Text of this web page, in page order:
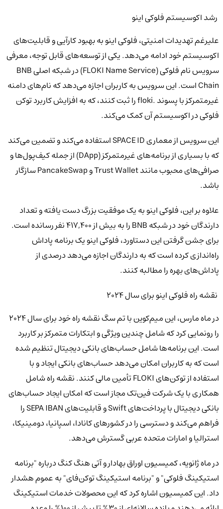
رشد اکوسیستم فلوکی اینو
علیرغم تهدیدات امنیتی، فلوکی اینو به بهبود کارآیی و قابلیت‌های
اکوسیستم خود ادامه می‌دهد. یکی از توسعه‌های قابل توجه، معرفی
سرویس نام فلوکی (FLOKI Name Service) در شبکه اصلی BNB
Chain است. این سرویس به کاربران اجازه می‌دهد که نام‌های دامنه
غیرمتمرکز با پسوند .floki را ثبت کنند، که به افزایش کاربرد توکن
فلوکی در اکوسیستم آن کمک می‌کند.
این سرویس از معماری SPACE ID استفاده می‌کند و تضمین می‌کند
که با بسیاری از برنامه‌های غیرمتمرکز (DApp) از جمله کیف‌پول‌ها و
صرافی‌های محبوب مانند Trust Wallet و PancakeSwap سازگار
باشد.
علاوه بر این، فلوکی اینو به یک موفقیت بزرگ دست یافته و تعداد
دارندگان خود در شبکه BNB را به بیش از 417,400 نفر رسانده است.
برای جشن گرفتن این دستاورد، فلوکی اینو یک برنامه پاداش
راه‌اندازی کرده است که به دارندگان اجازه می‌دهد درصدی از
پاداش‌های بهره را مطالبه کنند.
نقشه راه فلوکی اینو برای سال 2024
در ماه مارس، این میم‌کوین با تم سگ نقشه راه خود برای سال 2024
را رونمایی کرد که شامل چندین ویژگی و ابتکارات متمرکز بر کاربرد
است. این برنامه‌ها شامل حساب‌های بانکی دیجیتال تنظیم شده
است که به کاربران امکان می‌دهد حساب‌های بانکی ایجاد و با
استفاده از توکن‌های FLOKI تأمین مالی کنند. نقشه راه شامل
همکاری با یک شرکت فین‌تک مجاز است که امکان ایجاد حساب‌های
بانکی دیجیتال با پرداخت‌های Swift و قابلیت‌های SEPA IBAN را
فراهم می‌کند و دسترسی را در کشورهای کانادا، اسپانیا، دومینیکا،
استرالیا و امارات متحده عربی گسترش می‌دهد.
در ماه ژانویه، کمیسیون اوراق بهادار و آتی هنگ کنگ درباره "برنامه
استیکینگ فلوکی" و "برنامه استیکینگ توکن‌فای" به عموم هشدار
داد. این کمیسیون اشاره کرد که این محصولات خدمات استیکینگ